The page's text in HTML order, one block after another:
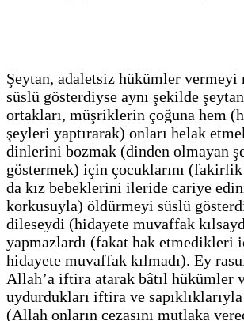
Şeytan, adaletsiz hükümler vermeyi
süslü gösterdiyse aynı şekilde
ortakları, müşriklerin çoğuna hem
şeyleri yaptırarak) onları helak
dinlerini bozmak (dinden olmayan
göstermek) için çocuklarını (fakirlik
da kız bebeklerini ileride cariye
korkusuyla) öldürmeyi süslü
dileseydi (hidayete muvaffak
yapmazlardı (fakat hak etmedikleri
hidayete muvaffak kılmadı). Ey
Allah’a iftira atarak bâtıl hükümler
uydurdukları iftira ve sapıklıklarıyla
(Allah onların cezasını mutlaka